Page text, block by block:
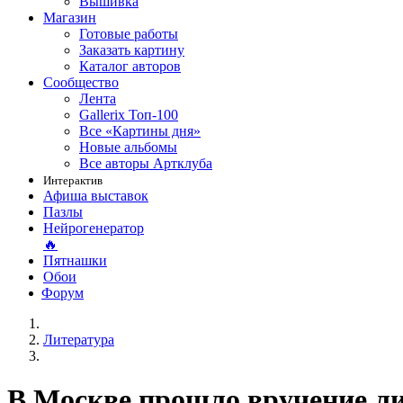
Магазин
Готовые работы
Заказать картину
Каталог авторов
Сообщество
Лента
Gallerix Топ-100
Все «Картины дня»
Новые альбомы
Все авторы Артклуба
Интерактив
Афиша выставок
Пазлы
Нейрогенератор
🔥
Пятнашки
Обои
Форум
Литература